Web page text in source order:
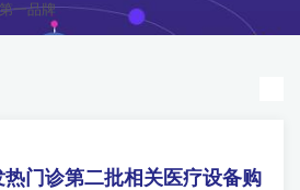
一品牌
门诊第二批相关医疗设备购